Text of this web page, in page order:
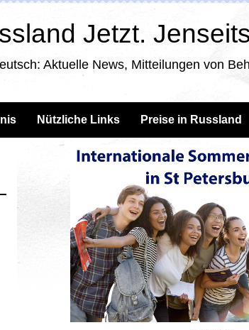
Jetzt.
Aktuelle News, Mitteilungen von
Nützliche Links Preise in Russland